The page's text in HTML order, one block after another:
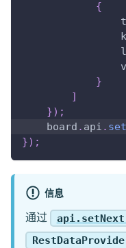
{
}
]
}) ;
    board
. api .
}) ;
信息
通过